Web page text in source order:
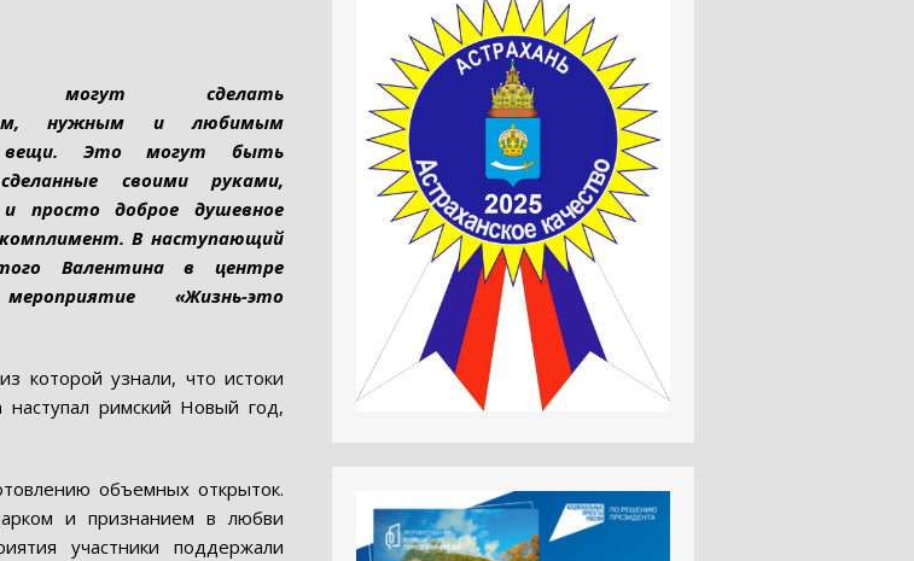
могут сделать
нужным и любимым
вещи. Это могут быть
своими руками,
просто доброе душевное
В наступающий
Валентина в центре
«Жизнь-это
которой узнали, что истоки
римский Новый год,
объемных открыток.
и признанием в любви
участники поддержали